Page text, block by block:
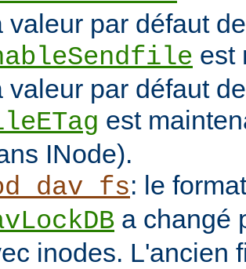
valeur par défaut
est
valeur par défaut
est
INode).
: le
a changé
inodes. L'ancien